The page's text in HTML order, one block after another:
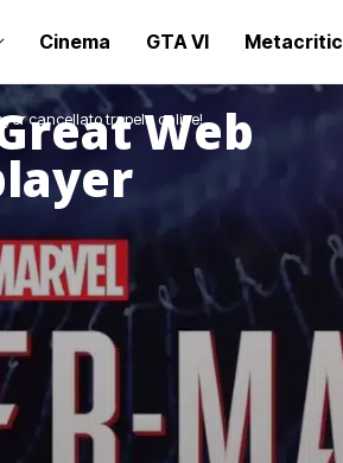
Cinema GTA VI Metacritic
cancellato trapela online!
Web